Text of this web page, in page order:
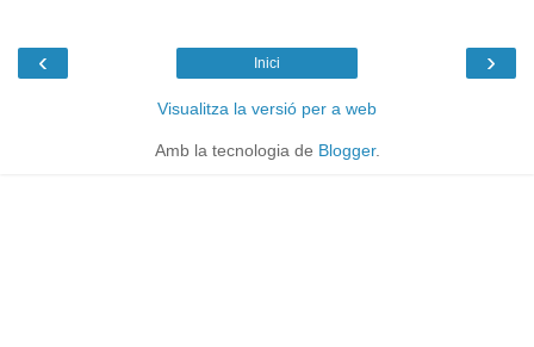
‹ ›
Inici
Visualitza la versió per a web
Amb la tecnologia de Blogger.